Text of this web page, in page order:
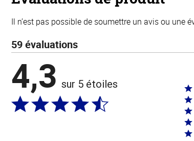
Il n’est pas possible de soumettre un avis ou une
59 évaluations
4,3 sur 5 étoiles
5
66
4
3
2